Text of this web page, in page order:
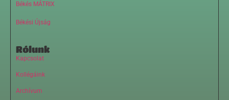
Békés MÁTRIX
Békési Újság
Rólunk
Kapcsolat
Kollégáink
Archívum